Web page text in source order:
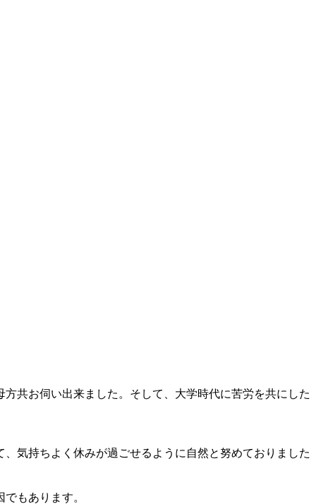
共お伺い出来ました。そして、大学時代に苦労を共にした
気持ちよく休みが過ごせるように自然と努めておりました
もあります。